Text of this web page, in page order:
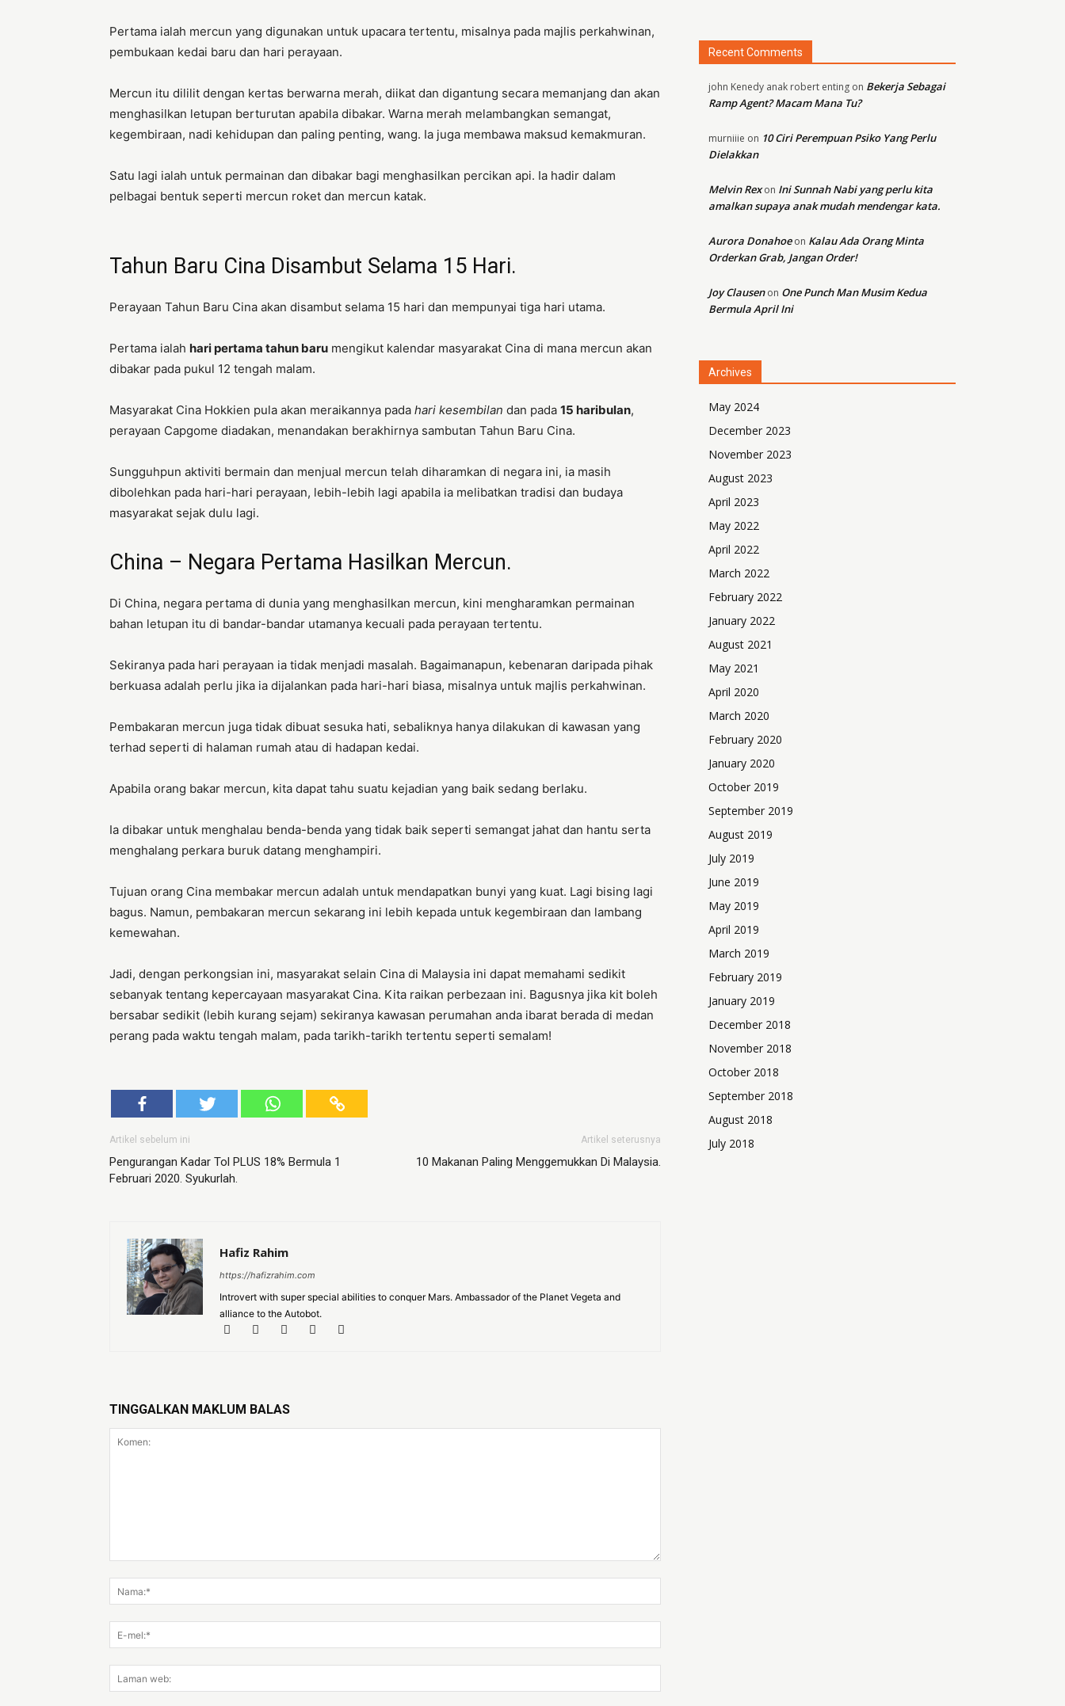
Pertama ialah mercun yang digunakan untuk upacara tertentu, misalnya pada majlis perkahwinan,
pembukaan kedai baru dan hari perayaan.
Mercun itu dililit dengan kertas berwarna merah, diikat dan digantung secara memanjang dan akan
menghasilkan letupan berturutan apabila dibakar. Warna merah melambangkan semangat,
kegembiraan, nadi kehidupan dan paling penting, wang. Ia juga membawa maksud kemakmuran.
Satu lagi ialah untuk permainan dan dibakar bagi menghasilkan percikan api. Ia hadir dalam
pelbagai bentuk seperti mercun roket dan mercun katak.
Tahun Baru Cina Disambut Selama 15 Hari.
Perayaan Tahun Baru Cina akan disambut selama 15 hari dan mempunyai tiga hari utama.
Pertama ialah hari pertama tahun baru mengikut kalendar masyarakat Cina di mana mercun akan
dibakar pada pukul 12 tengah malam.
Masyarakat Cina Hokkien pula akan meraikannya pada hari kesembilan dan pada 15 haribulan,
perayaan Capgome diadakan, menandakan berakhirnya sambutan Tahun Baru Cina.
Sungguhpun aktiviti bermain dan menjual mercun telah diharamkan di negara ini, ia masih
dibolehkan pada hari-hari perayaan, lebih-lebih lagi apabila ia melibatkan tradisi dan budaya
masyarakat sejak dulu lagi.
China – Negara Pertama Hasilkan Mercun.
Di China, negara pertama di dunia yang menghasilkan mercun, kini mengharamkan permainan
bahan letupan itu di bandar-bandar utamanya kecuali pada perayaan tertentu.
Sekiranya pada hari perayaan ia tidak menjadi masalah. Bagaimanapun, kebenaran daripada pihak
berkuasa adalah perlu jika ia dijalankan pada hari-hari biasa, misalnya untuk majlis perkahwinan.
Pembakaran mercun juga tidak dibuat sesuka hati, sebaliknya hanya dilakukan di kawasan yang
terhad seperti di halaman rumah atau di hadapan kedai.
Apabila orang bakar mercun, kita dapat tahu suatu kejadian yang baik sedang berlaku.
Ia dibakar untuk menghalau benda-benda yang tidak baik seperti semangat jahat dan hantu serta
menghalang perkara buruk datang menghampiri.
Tujuan orang Cina membakar mercun adalah untuk mendapatkan bunyi yang kuat. Lagi bising lagi
bagus. Namun, pembakaran mercun sekarang ini lebih kepada untuk kegembiraan dan lambang
kemewahan.
Jadi, dengan perkongsian ini, masyarakat selain Cina di Malaysia ini dapat memahami sedikit
sebanyak tentang kepercayaan masyarakat Cina. Kita raikan perbezaan ini. Bagusnya jika kit boleh
bersabar sedikit (lebih kurang sejam) sekiranya kawasan perumahan anda ibarat berada di medan
perang pada waktu tengah malam, pada tarikh-tarikh tertentu seperti semalam!
Artikel sebelum ini
Pengurangan Kadar Tol PLUS 18% Bermula 1
Februari 2020. Syukurlah.
Artikel seterusnya
10 Makanan Paling Menggemukkan Di Malaysia.
Hafiz Rahim
https://hafizrahim.com
Introvert with super special abilities to conquer Mars. Ambassador of the Planet Vegeta and
alliance to the Autobot.
TINGGALKAN MAKLUM BALAS
Recent Comments
john Kenedy anak robert enting on Bekerja Sebagai
Ramp Agent? Macam Mana Tu?
murniiie on 10 Ciri Perempuan Psiko Yang Perlu
Dielakkan
Melvin Rexon Ini Sunnah Nabi yang perlu kita
amalkan supaya anak mudah mendengar kata.
Aurora Donahoeon Kalau Ada Orang Minta
Orderkan Grab, Jangan Order!
Joy Clausenon One Punch Man Musim Kedua
Bermula April Ini
Archives
May 2024
December 2023
November 2023
August 2023
April 2023
May 2022
April 2022
March 2022
February 2022
January 2022
August 2021
May 2021
April 2020
March 2020
February 2020
January 2020
October 2019
September 2019
August 2019
July 2019
June 2019
May 2019
April 2019
March 2019
February 2019
January 2019
December 2018
November 2018
October 2018
September 2018
August 2018
July 2018